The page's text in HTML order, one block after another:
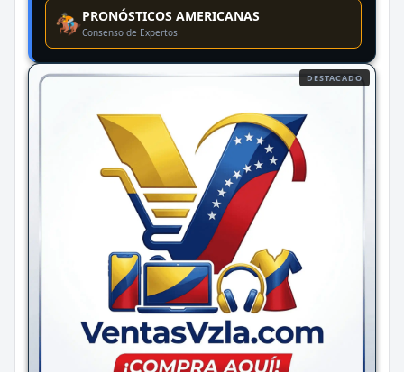
🏇PRONÓSTICOS AMERICANAS
Consenso de Expertos
DESTACADO